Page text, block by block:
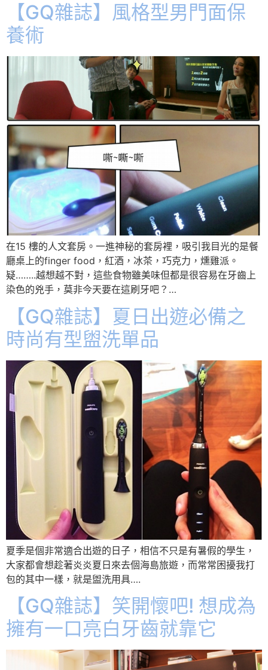
【GQ雜誌】風格型男門面保
養術
在15 樓的人文套房。一進神秘的套房裡，吸引我目光的是餐
廳桌上的finger food，紅酒，冰茶，巧克力，燻雞派。
疑……..越想越不對，這些食物雖美味但都是很容易在牙齒上
染色的兇手，莫非今天要在這刷牙吧？…
【GQ雜誌】夏日出遊必備之
時尚有型盥洗單品
夏季是個非常適合出遊的日子，相信不只是有暑假的學生，
大家都會想趁著炎炎夏日來去個海島旅遊，而常常困擾我打
包的其中一樣，就是盥洗用具….
【GQ雜誌】笑開懷吧! 想成為
擁有一口亮白牙齒就靠它